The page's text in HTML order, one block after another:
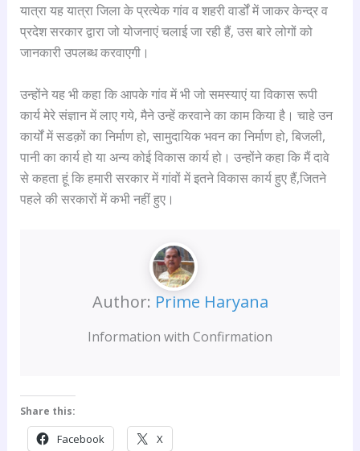
यात्रा यह यात्रा जिला के प्रत्येक गांव व शहरी वार्डों में जाकर केन्द्र व
प्रदेश सरकार द्वारा जो योजनाएं चलाई जा रही हैं, उस बारे लोगों को
जानकारी उपलब्ध करवाएगी।
उन्होंने यह भी कहा कि आपके गांव में भी जो समस्याएं या विकास रूपी
कार्य मेरे संज्ञान में लाए गये, मैने उन्हें करवाने का काम किया है। चाहे उन
कार्यों में सडक़ों का निर्माण हो, सामुदायिक भवन का निर्माण हो, बिजली,
पानी का कार्य हो या अन्य कोई विकास कार्य हो। उन्होंने कहा कि मैं दावे
से कहता हूं कि हमारी सरकार में गांवों में इतने विकास कार्य हुए हैं,जितने
पहले की सरकारों में कभी नहीं हुए।
Author: Prime Haryana
Information with Confirmation
Share this:
Facebook X